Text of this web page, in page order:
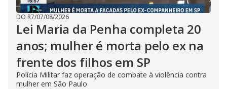
DO R7/07/08/2026
Lei Maria da Penha completa 20
anos; mulher é morta pelo ex na
frente dos filhos em SP
Polícia Militar faz operação de combate à violência contra
mulher em São Paulo